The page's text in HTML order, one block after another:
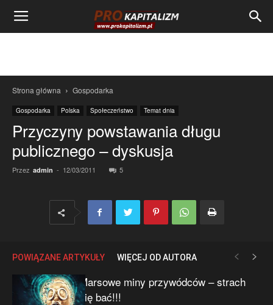
Strona główna Gospodarka
Gospodarka Polska Społeczeństwo Temat dnia
Przyczyny powstawania długu
publicznego – dyskusja
Przez admin - 12/03/2011 5
POWIĄZANE ARTYKUŁY WIĘCEJ OD AUTORA
Marsowe miny przywódców – strach
się bać!!!